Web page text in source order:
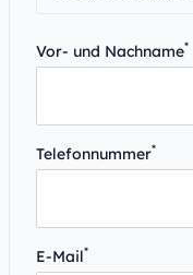
Vor- und Nachname*
Telefonnummer*
E-Mail*